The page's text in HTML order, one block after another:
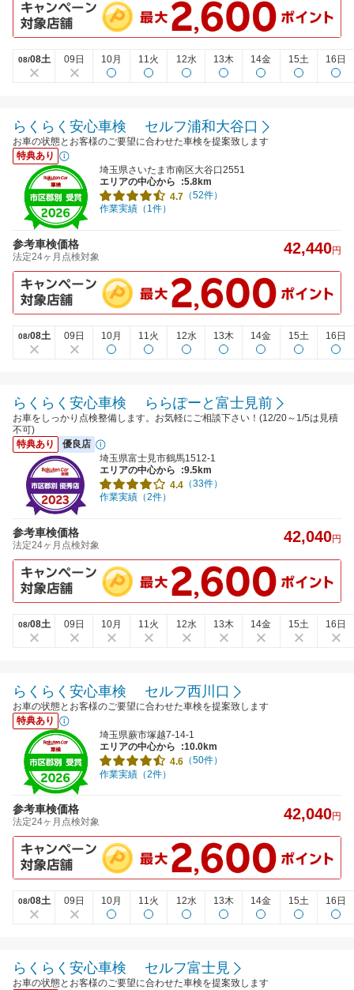
08/08土 09日 10月 11火 12水 13木 14金 15土 16日
らくらく安心車検 セルフ浦和大谷口
お車の状態とお客様のご要望に合わせた車検を提案致します
特典あり
埼玉県さいたま市南区大谷口2551
エリアの中心から
:5.8km
4.7 （52件）
作業実績（1件）
参考車検価格
法定24ヶ月点検対象 42,440円
08/08土 09日 10月 11火 12水 13木 14金 15土 16日
らくらく安心車検 ららぽーと富士見前
お車をしっかり点検整備します。お気軽にご相談下さい！(12/20～1/5は見積
不可)
特典あり
優良店
埼玉県富士見市鶴馬1512-1
エリアの中心から
:9.5km
4.4 （33件）
作業実績（2件）
参考車検価格
法定24ヶ月点検対象 42,040円
08/08土 09日 10月 11火 12水 13木 14金 15土 16日
らくらく安心車検 セルフ西川口
お車の状態とお客様のご要望に合わせた車検を提案致します
特典あり
埼玉県蕨市塚越7-14-1
エリアの中心から
:10.0km
4.6 （50件）
作業実績（2件）
参考車検価格
法定24ヶ月点検対象 42,040円
08/08土 09日 10月 11火 12水 13木 14金 15土 16日
らくらく安心車検 セルフ富士見
お車の状態とお客様のご要望に合わせた車検を提案致します